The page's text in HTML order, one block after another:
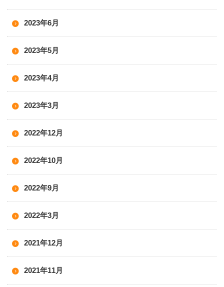
2023年6月
2023年5月
2023年4月
2023年3月
2022年12月
2022年10月
2022年9月
2022年3月
2021年12月
2021年11月